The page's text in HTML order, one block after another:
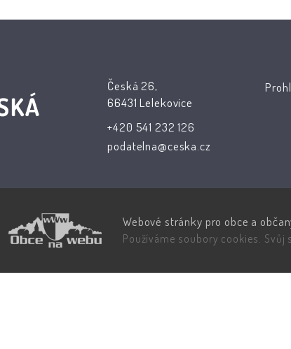
Česká 26,
66431 Lelekovice
+420 541 232 126
podatelna@ceska.cz
Webové stránky pro obce a
Používáme soubory cookies. Svůj